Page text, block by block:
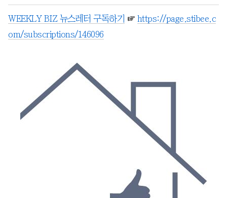
WEEKLY BIZ 뉴스레터 구독하기 ☞ https://page.stibee.c
om/subscriptions/146096